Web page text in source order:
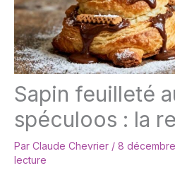
Sapin feuilleté
spéculoos : la
Par Claude Chevrier / 8
lecture